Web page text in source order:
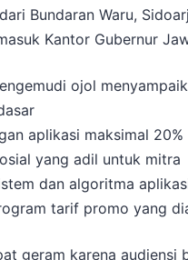
Bundaran Waru,
Kantor Gubernur
ojol
aplikasi maksimal 20%
yang adil untuk mitra
dan algoritma
tarif promo yang
geram karena